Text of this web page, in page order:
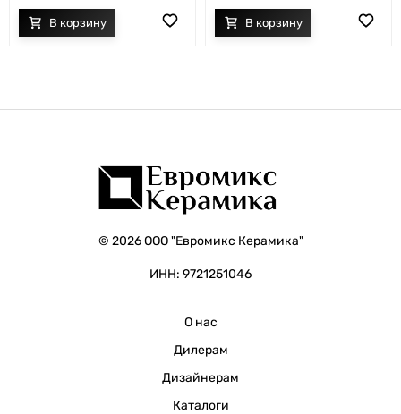
© 2026 ООО "Евромикс Керамика"
ИНН: 9721251046
О нас
Дилерам
Дизайнерам
Каталоги